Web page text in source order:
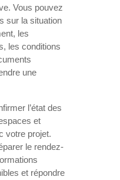
Vous pouvez
sur la situation
les
les conditions
une
l’état des
et
votre projet.
le rendez-
et répondre